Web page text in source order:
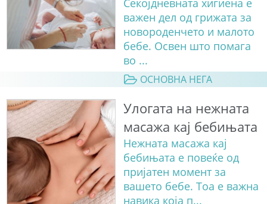
важен дел од грижата за
новороденчето и малото
бебе. Освен што помага
во ...
ОСНОВНА НЕГА
Улогата на нежната
масажа кај бебињата
Нежната масажа кај
бебињата е повеќе од
пријатен момент за
вашето бебе. Тоа е важна
навика која п...